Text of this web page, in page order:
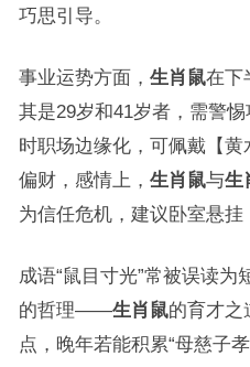
巧思引导。
事业运势方面， 生肖鼠在下
其是29岁和41岁者，需警
时职场边缘化，可佩戴【
偏财，感情上， 生肖鼠与生
为信任危机，建议卧室悬挂
成语“鼠目寸光”常被误读为
的哲理——生肖鼠的育才之
点，晚年若能积累“母慈子